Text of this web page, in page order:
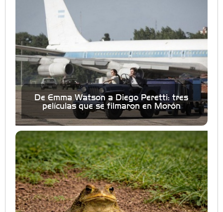
De Emma Watson a Diego Peretti: tres
películas que se filmaron en Morón